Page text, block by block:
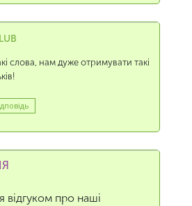
слова, нам дуже отримувати такі
відгуком про наші